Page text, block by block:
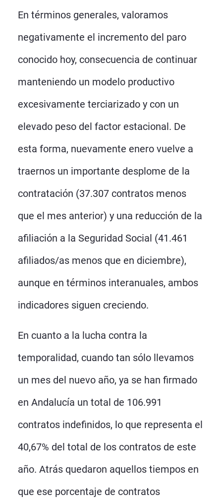
En términos generales, valoramos
negativamente el incremento del paro
conocido hoy, consecuencia de continuar
manteniendo un modelo productivo
excesivamente terciarizado y con un
elevado peso del factor estacional. De
esta forma, nuevamente enero vuelve a
traernos un importante desplome de la
contratación (37.307 contratos menos
que el mes anterior) y una reducción de la
afiliación a la Seguridad Social (41.461
afiliados/as menos que en diciembre),
aunque en términos interanuales, ambos
indicadores siguen creciendo.
En cuanto a la lucha contra la
temporalidad, cuando tan sólo llevamos
un mes del nuevo año, ya se han firmado
en Andalucía un total de 106.991
contratos indefinidos, lo que representa el
40,67% del total de los contratos de este
año. Atrás quedaron aquellos tiempos en
que ese porcentaje de contratos